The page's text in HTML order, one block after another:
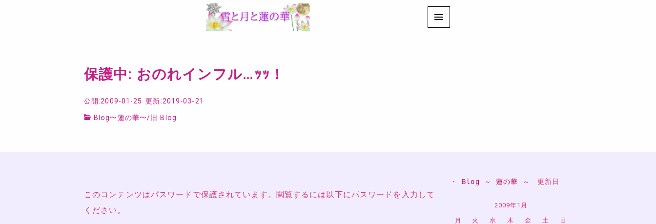
保護中: おのれインフル…ｯｯ！
公開:2009-01-25 更新:2019-03-21
Blog〜蓮の華〜/ 旧 Blog
このコンテンツはパスワードで保護されています。閲覧するには以下にパスワードを入力して
ください。
・ Blog ～ 蓮の華 ～ 更新日
2009年1月
月 火 水 木 金 土 日